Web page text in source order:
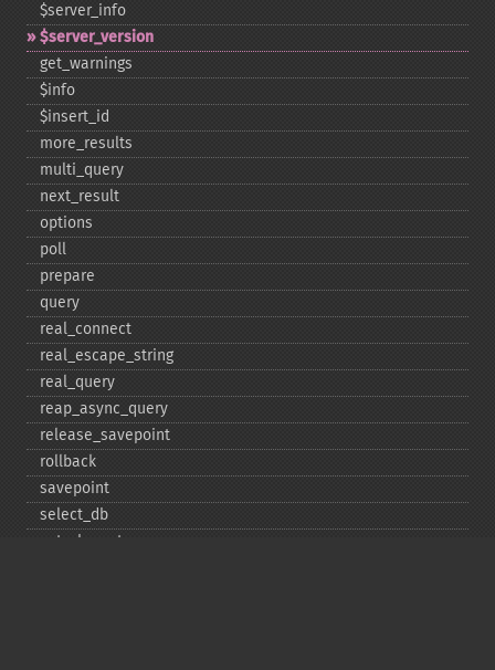
$server_​info
$server_​version
get_​warnings
$info
$insert_​id
more_​results
multi_​query
next_​result
options
poll
prepare
query
real_​connect
real_​escape_​string
real_​query
reap_​async_​query
release_​savepoint
rollback
savepoint
select_​db
set_​charset